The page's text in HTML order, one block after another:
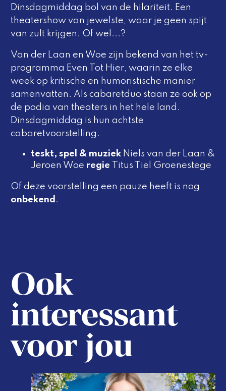
Dinsdagmiddag bol van de hilariteit. Een
theatershow van jewelste, waar je geen spijt
van zult krijgen. Of wel...?
Van der Laan en Woe zijn bekend van het tv-
programma Even Tot Hier, waarin ze elke
week op kritische en humoristische manier
samenvatten. Als cabaretduo staan ze ook op
de podia van theaters in het hele land.
Dinsdagmiddag is hun achtste
cabaretvoorstelling.
teskt, spel & muziek Niels van der Laan &
Jeroen Woe regie Titus Tiel Groenestege
Of deze voorstelling een pauze heeft is nog
onbekend .
Ook
interessant
voor jou